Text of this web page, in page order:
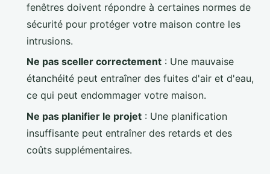
fenêtres doivent répondre à certaines normes de
sécurité pour protéger votre maison contre les
intrusions.
Ne pas sceller correctement : Une mauvaise
étanchéité peut entraîner des fuites d'air et d'eau,
ce qui peut endommager votre maison.
Ne pas planifier le projet : Une planification
insuffisante peut entraîner des retards et des
coûts supplémentaires.